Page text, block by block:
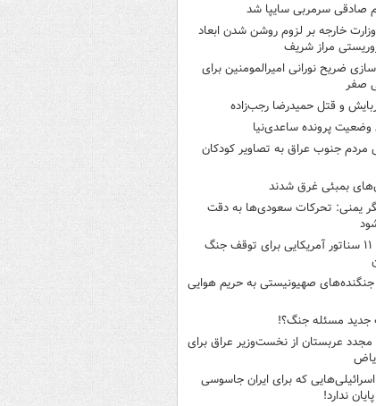
صادقی سرمربی سایپا شد
وزارت خارجه بر لزوم روشن شدن ابعاد
مراز شریف
ضریح نورانی امیرالمومنین برای
صفر
ربایش و قتل حمیدرضا رجب‌زاده
وضعیت پرونده ساعدی‌نیا
مردم جنوب عراق به تصاویر کودکان
بمبئی غرق شدند
یمنی: تحرکات سعودی‌ها به دقت
اقدام ۱۱ سناتور آمریکایی برای توقف جنگ
جنگنده‌های صهیونیستی به حریم هوایی
مسئله جنگ؟!
عربستان از نخست‌وزیر عراق برای
که برای ایران جاسوسی
ندارد!